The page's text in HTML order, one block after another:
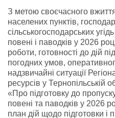
З метою своєчасного
населених пунктів,
сільськогосподарських
повені і паводків у 2026
роботи, готовності до дій
погодних умов,
надзвичайні ситуації
ресурсів у Тернопільській
«Про підготовку до
повені та паводків у 2026
план дій щодо підготовки і